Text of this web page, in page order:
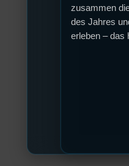
zusammen
des Jahres
erleben – das